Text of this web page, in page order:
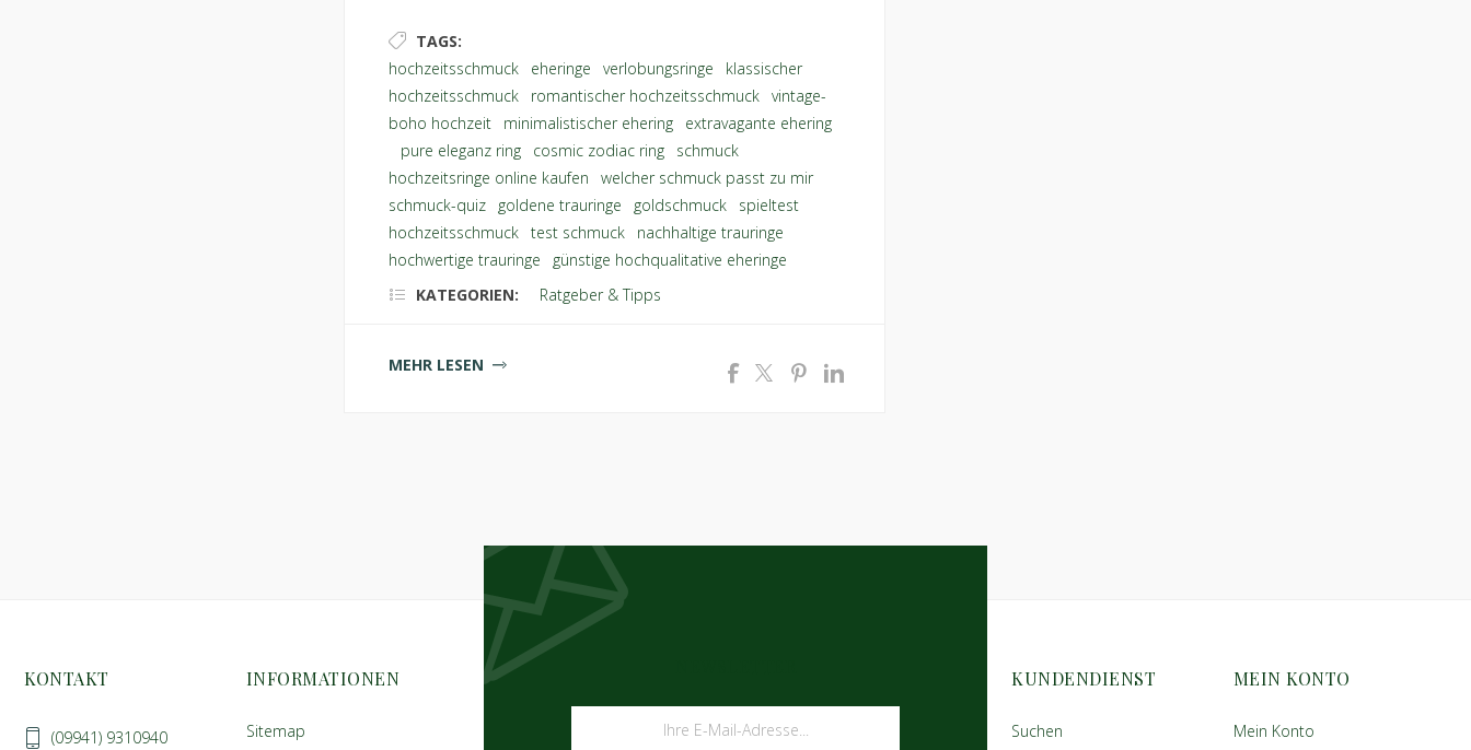
TAGS:
hochzeitsschmuck
eheringe verlobungsringe
klassischer
hochzeitsschmuck
romantischer hochzeitsschmuck vintage-
boho hochzeit
minimalistischer ehering
extravagante ehering
pure eleganz ring cosmic zodiac ring
schmuck
hochzeitsringe online kaufen
welcher schmuck passt zu mir
schmuck-quiz
goldene trauringe goldschmuck
spieltest
hochzeitsschmuck test schmuck nachhaltige trauringe
hochwertige trauringe
günstige hochqualitative eheringe
KATEGORIEN:
Ratgeber & Tipps
MEHR LESEN
KONTAKT
(09941) 9310940
INFORMATIONEN
Sitemap
KUNDENDIENST
Suchen
MEIN KONTO
Mein Konto